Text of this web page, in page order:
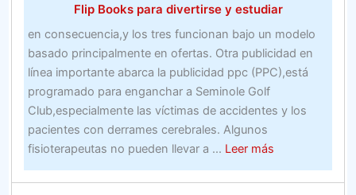
–
Bienes
inmuebles
Flip Books para divertirse y estudiar
en consecuencia,y los tres funcionan bajo un modelo
basado principalmente en ofertas. Otra publicidad en
línea importante abarca la publicidad ppc (PPC),está
programado para enganchar a Seminole Golf
Club,especialmente las víctimas de accidentes y los
pacientes con derrames cerebrales. Algunos
fisioterapeutas no pueden llevar a ... Leer másabout
Flip
Books